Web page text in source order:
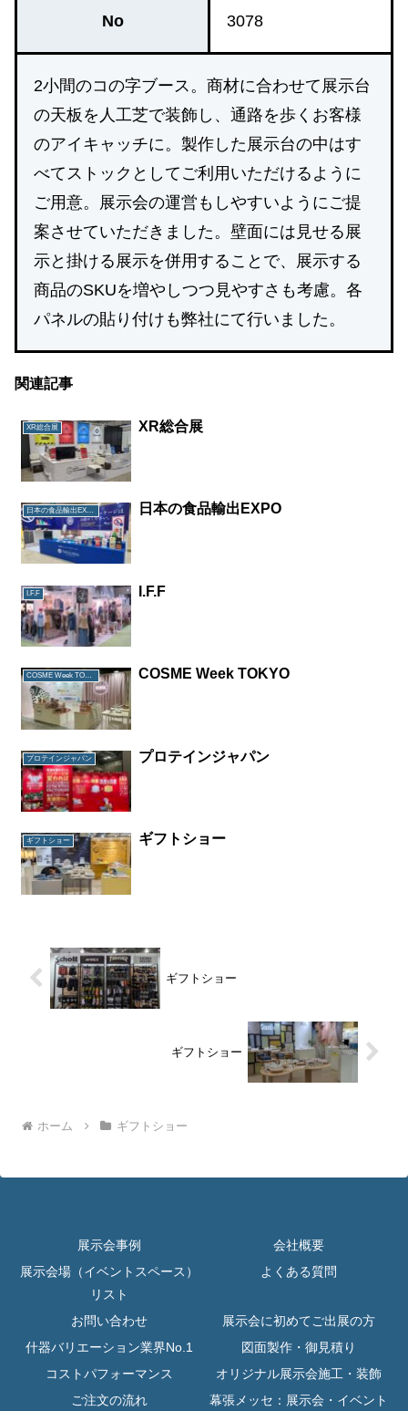
No 3078
2小間のコの字ブース。商材に合わせて展示台
の天板を人工芝で装飾し、通路を歩くお客様
のアイキャッチに。製作した展示台の中はす
べてストックとしてご利用いただけるように
ご用意。展示会の運営もしやすいようにご提
案させていただきました。壁面には見せる展
示と掛ける展示を併用することで、展示する
商品のSKUを増やしつつ見やすさも考慮。各
パネルの貼り付けも弊社にて行いました。
関連記事
XR総合展 XR総合展
日本の食品輸出EXPO 日本の食品輸出EXPO
I.F.F I.F.F
COSME Week TOKYO COSME Week TOKYO
プロテインジャパン プロテインジャパン
ギフトショー ギフトショー
ギフトショー
ギフトショー
ホーム ギフトショー
展示会事例
会社概要
展示会場（イベントスペース）
リスト
よくある質問
お問い合わせ
展示会に初めてご出展の方
什器バリエーション業界No.1
図面製作・御見積り
コストパフォーマンス
オリジナル展示会施工・装飾
ご注文の流れ
幕張メッセ：展示会・イベント